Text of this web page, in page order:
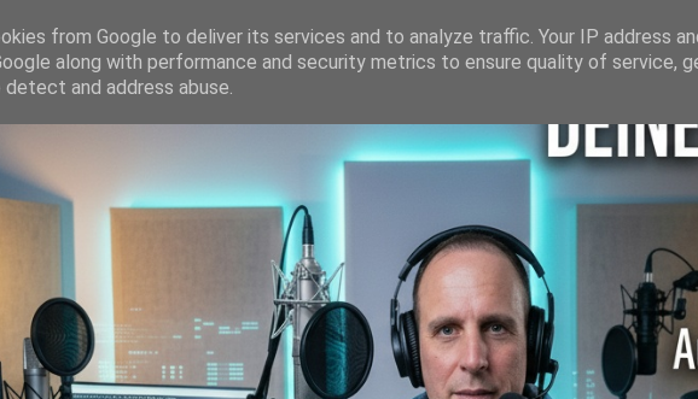
from Google to deliver its services and to analyze traffic. Your IP address
along with performance and security metrics to ensure quality of service,
and address abuse.